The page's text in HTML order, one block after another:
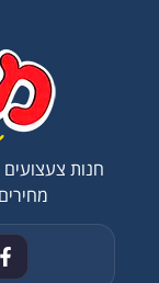
חנות צעצועים